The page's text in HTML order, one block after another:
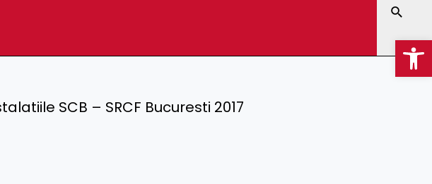
SCB – SRCF Bucuresti 2017